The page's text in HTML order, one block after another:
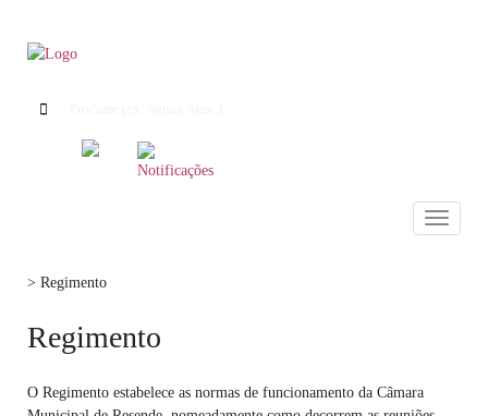
Toggle
> Regimento
Regimento
O Regimento estabelece as normas de funcionamento da Câmara